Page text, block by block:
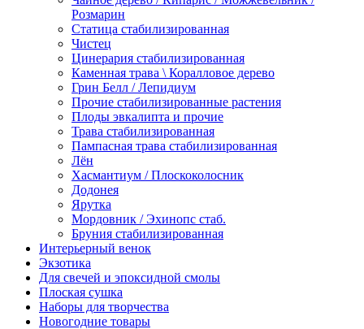
Розмарин
Статица стабилизированная
Чистец
Цинерария стабилизированная
Каменная трава \ Коралловое дерево
Грин Белл / Лепидиум
Прочие стабилизированные растения
Плоды эвкалипта и прочие
Трава стабилизированная
Пампасная трава стабилизированная
Лён
Хасмантиум / Плоскоколосник
Додонея
Ярутка
Мордовник / Эхинопс стаб.
Бруния стабилизированная
Интерьерный венок
Экзотика
Для свечей и эпоксидной смолы
Плоская сушка
Наборы для творчества
Новогодние товары